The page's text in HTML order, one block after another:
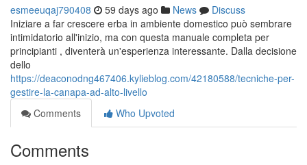
esmeeuqaj790408 59 days ago News
Discuss
Iniziare a far crescere erba in ambiente domestico può sembrare
intimidatorio all'inizio, ma con questa manuale completa per
principianti , diventerà un'esperienza interessante. Dalla decisione
dello
https://deaconodng467406.kylieblog.com/42180588/tecniche-per-
gestire-la-canapa-ad-alto-livello
Comments
Who Upvoted
Comments